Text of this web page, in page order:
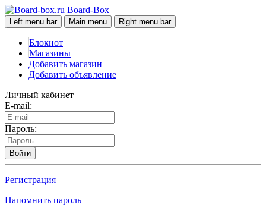
Board-Box
Left menu bar Main menu Right menu bar
Блокнот
Магазины
Добавить магазин
Добавить объявление
Личный кабинет
E-mail:
Пароль:
Войти
Регистрация
Напомнить пароль